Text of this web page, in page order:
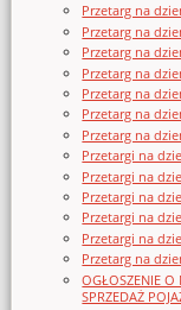
Przetarg na
Przetarg na
Przetarg na
Przetarg na
Przetarg na
Przetarg na
Przetarg na
Przetargi na
Przetargi na
Przetargi na
Przetargi na
Przetargi na
Przetarg na
OGŁOSZENIE O
SPRZEDAŻ